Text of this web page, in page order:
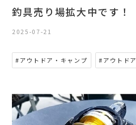
釣具売り場拡大中です！
2025-07-21
#アウトドア・キャンプ #アウトドア